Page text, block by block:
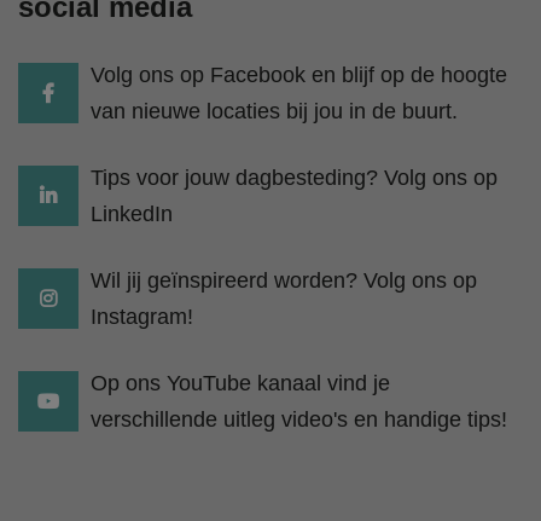
social media
Volg ons op Facebook en blijf op de hoogte
van nieuwe locaties bij jou in de buurt.
Tips voor jouw dagbesteding? Volg ons op
LinkedIn
Wil jij geïnspireerd worden? Volg ons op
Instagram!
Op ons YouTube kanaal vind je
verschillende uitleg video's en handige tips!